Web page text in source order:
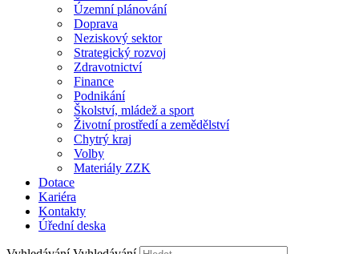
Územní plánování
Doprava
Neziskový sektor
Strategický rozvoj
Zdravotnictví
Finance
Podnikání
Školství, mládež a sport
Životní prostředí a zemědělství
Chytrý kraj
Volby
Materiály ZZK
Dotace
Kariéra
Kontakty
Úřední deska